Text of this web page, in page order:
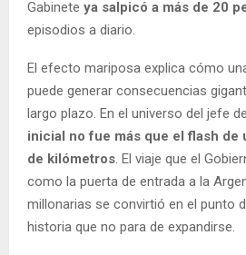
Gabinete ya salpicó a más de 20
episodios a diario.
El efecto mariposa explica cómo
puede generar consecuencias
largo plazo. En el universo del jefe
inicial no fue más que el flash de
de kilómetros. El viaje que el
como la puerta de entrada a la
millonarias se convirtió en el punto
historia que no para de expandirse.